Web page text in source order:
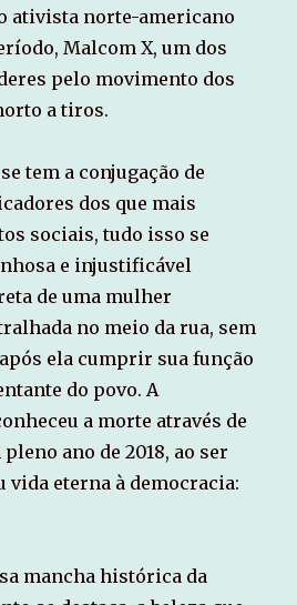
ativista norte-americano
Malcom X, um dos
pelo movimento dos
a tiros.
tem a conjugação de
dos que mais
sociais, tudo isso se
e injustificável
de uma mulher
no meio da rua, sem
ela cumprir sua função
do povo. A
a morte através de
ano de 2018, ao ser
vida eterna à democracia:
mancha histórica da